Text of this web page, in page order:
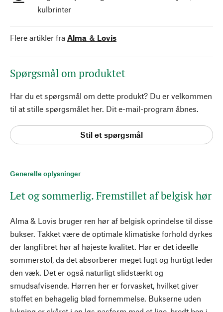
Generelle oplysninger
Let og sommerlig. Fremstillet af belgisk hør
Alma & Lovis bruger ren hør af belgisk oprindelse til disse
bukser. Takket være de optimale klimatiske forhold dyrkes
der langfibret hør af højeste kvalitet. Hør er det ideelle
sommerstof, da det absorberer meget fugt og hurtigt leder
den væk. Det er også naturligt slidstærkt og
smudsafvisende. Hørren her er forvasket, hvilket giver
stoffet en behagelig blød fornemmelse. Bukserne uden
kulbrinter
Flere artikler fra Alma ＆ Lovis
Spørgsmål om produktet
Har du et spørgsmål om dette produkt? Du er velkommen
til at stille spørgsmålet her. Dit e-mail-program åbnes.
Stil et spørgsmål